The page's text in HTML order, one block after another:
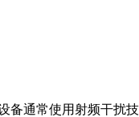
通常使用射频干扰